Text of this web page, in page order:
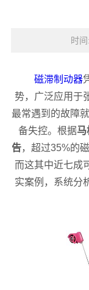
时
磁滞制动器
势，广泛应用于
最常遇到的故障
备失控。根据马
告，超过35%的
而这其中近七成
实案例，系统分